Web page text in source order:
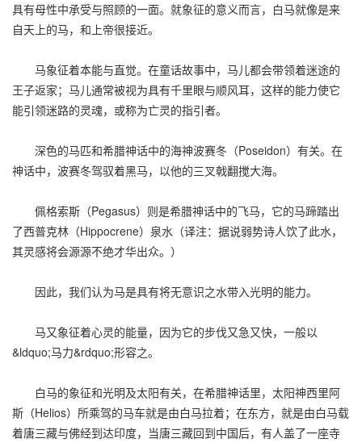
具有母性中承受与照顾的一面。就象征的意义而言，白马就像是来
自天上的马，和上帝很接近。
马象征着本能与直觉。在童话故事中，马儿都会带领着迷途的
王子返家；马儿通常被视为具有千里眼与顺风耳，这样的能力使它
能引领迷路的灵魂，或称为亡灵的指引者。
深色的马匹和希腊神话中的海神波赛冬（Poseidon）有关。在
神话中，波赛冬驾驭着黑马，以他的三叉戟翻搅大海。
佩格索斯（Pegasus）则是希腊神话中的飞马，它的马蹄踏出
了西普克林（Hippocrene）泉水（译注：据说弱势诗人饮了此水，
其灵感将会源源不绝才华出众。）
因此，我们认为马是具有将无意识之水带入光明的能力。
马又象征着心灵的能量，因为它的步伐又急又快，一般以
&ldquo;马力&rdquo;形容之。
白马的象征和光明及太阳有关，在希腊神话里，太阳神西里阿
斯（Helios）所乘驾的马车就是由白马拉着；在东方，就是由白马载
着唐三藏与佛经到达印度，当唐三藏回到中国后，有人盖了一座寺